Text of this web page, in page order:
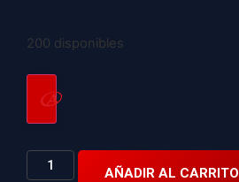
200 disponibles
AÑADIR AL CARRITO